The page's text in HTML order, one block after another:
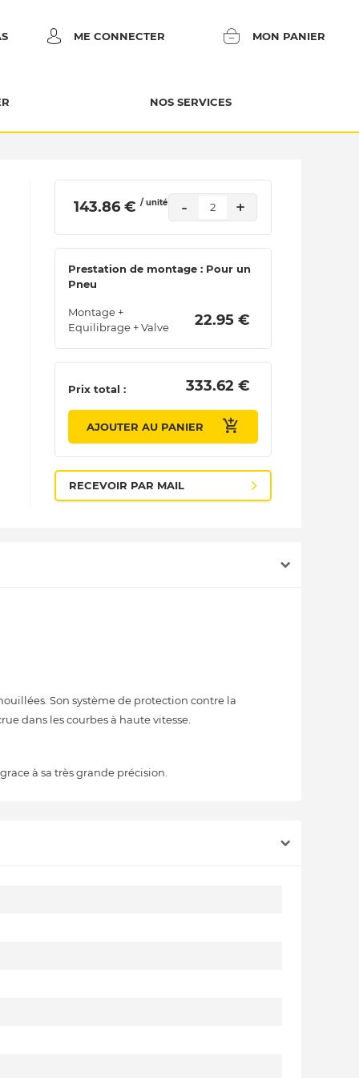
ME CONNECTER MON PANIER
NOS SERVICES
143.86 € / unité - 2 +
Prestation de montage : Pour un
Pneu
Montage +
Equilibrage + Valve
22.95 €
Prix total : 333.62 €
AJOUTER AU PANIER
RECEVOIR PAR MAIL
Son système de protection contre la
dans les courbes à haute vitesse.
à sa très grande précision.